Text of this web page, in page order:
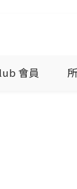
會員